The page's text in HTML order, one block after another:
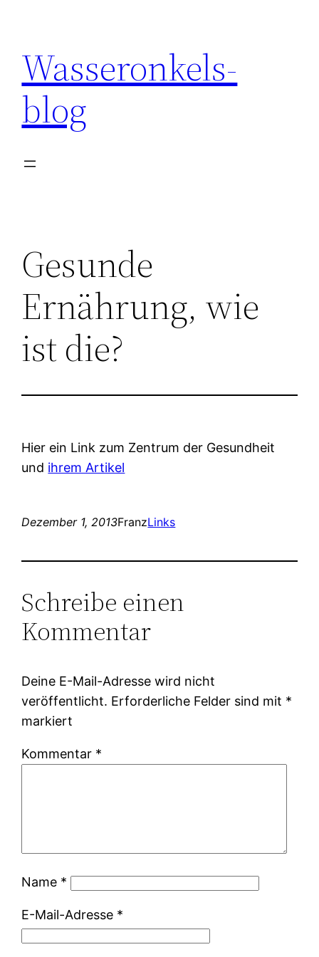
Wasseronkels-
blog
Gesunde
Ernährung, wie
ist die?
Hier ein Link zum Zentrum der Gesundheit
und ihrem Artikel
Dezember 1, 2013FranzLinks
Schreibe einen
Kommentar
Deine E-Mail-Adresse wird nicht
veröffentlicht. Erforderliche Felder sind mit *
markiert
Kommentar *
Name *
E-Mail-Adresse *